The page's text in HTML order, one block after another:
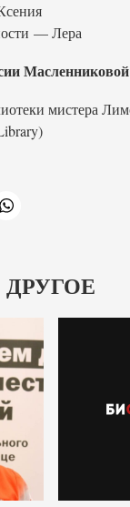
— Лера
мистера
ДРУГОЕ